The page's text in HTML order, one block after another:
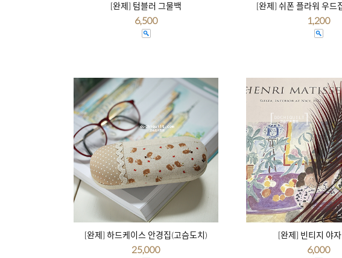
[완제] 텀블러 그물백
6,500
[완제] 쉬폰 플라워 우드
1,200
[완제] 하드케이스 안경집(고슴도치)
25,000
[완제] 빈티지 야
6,000